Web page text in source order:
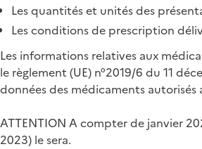
Les quantités et unités des
Les conditions de prescription
Les informations relatives aux
le règlement (UE) n°2019/6 du 11
données des médicaments
ATTENTION A compter de janvier
2023) le sera.